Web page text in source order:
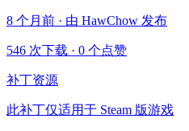
8 个月前 · 由 HawChow 发布
546 次下载 · 0 个点赞
补丁资源
此补丁仅适用于 Steam 版游戏